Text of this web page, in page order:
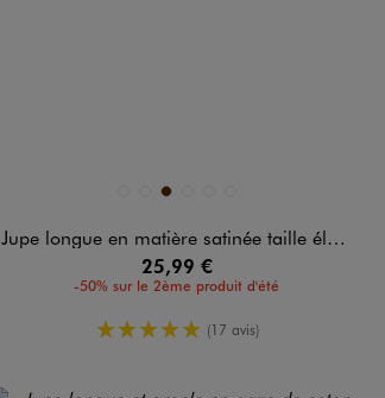
Disponible en 6 coloris
BLEU STANDARD
KAKI CLAIR
MARRON
Jupe longue en matière satinée taille élastique femme
25,99 €
-50% sur le 2ème produit d'été
5/5 de moyenne
(17 avis)